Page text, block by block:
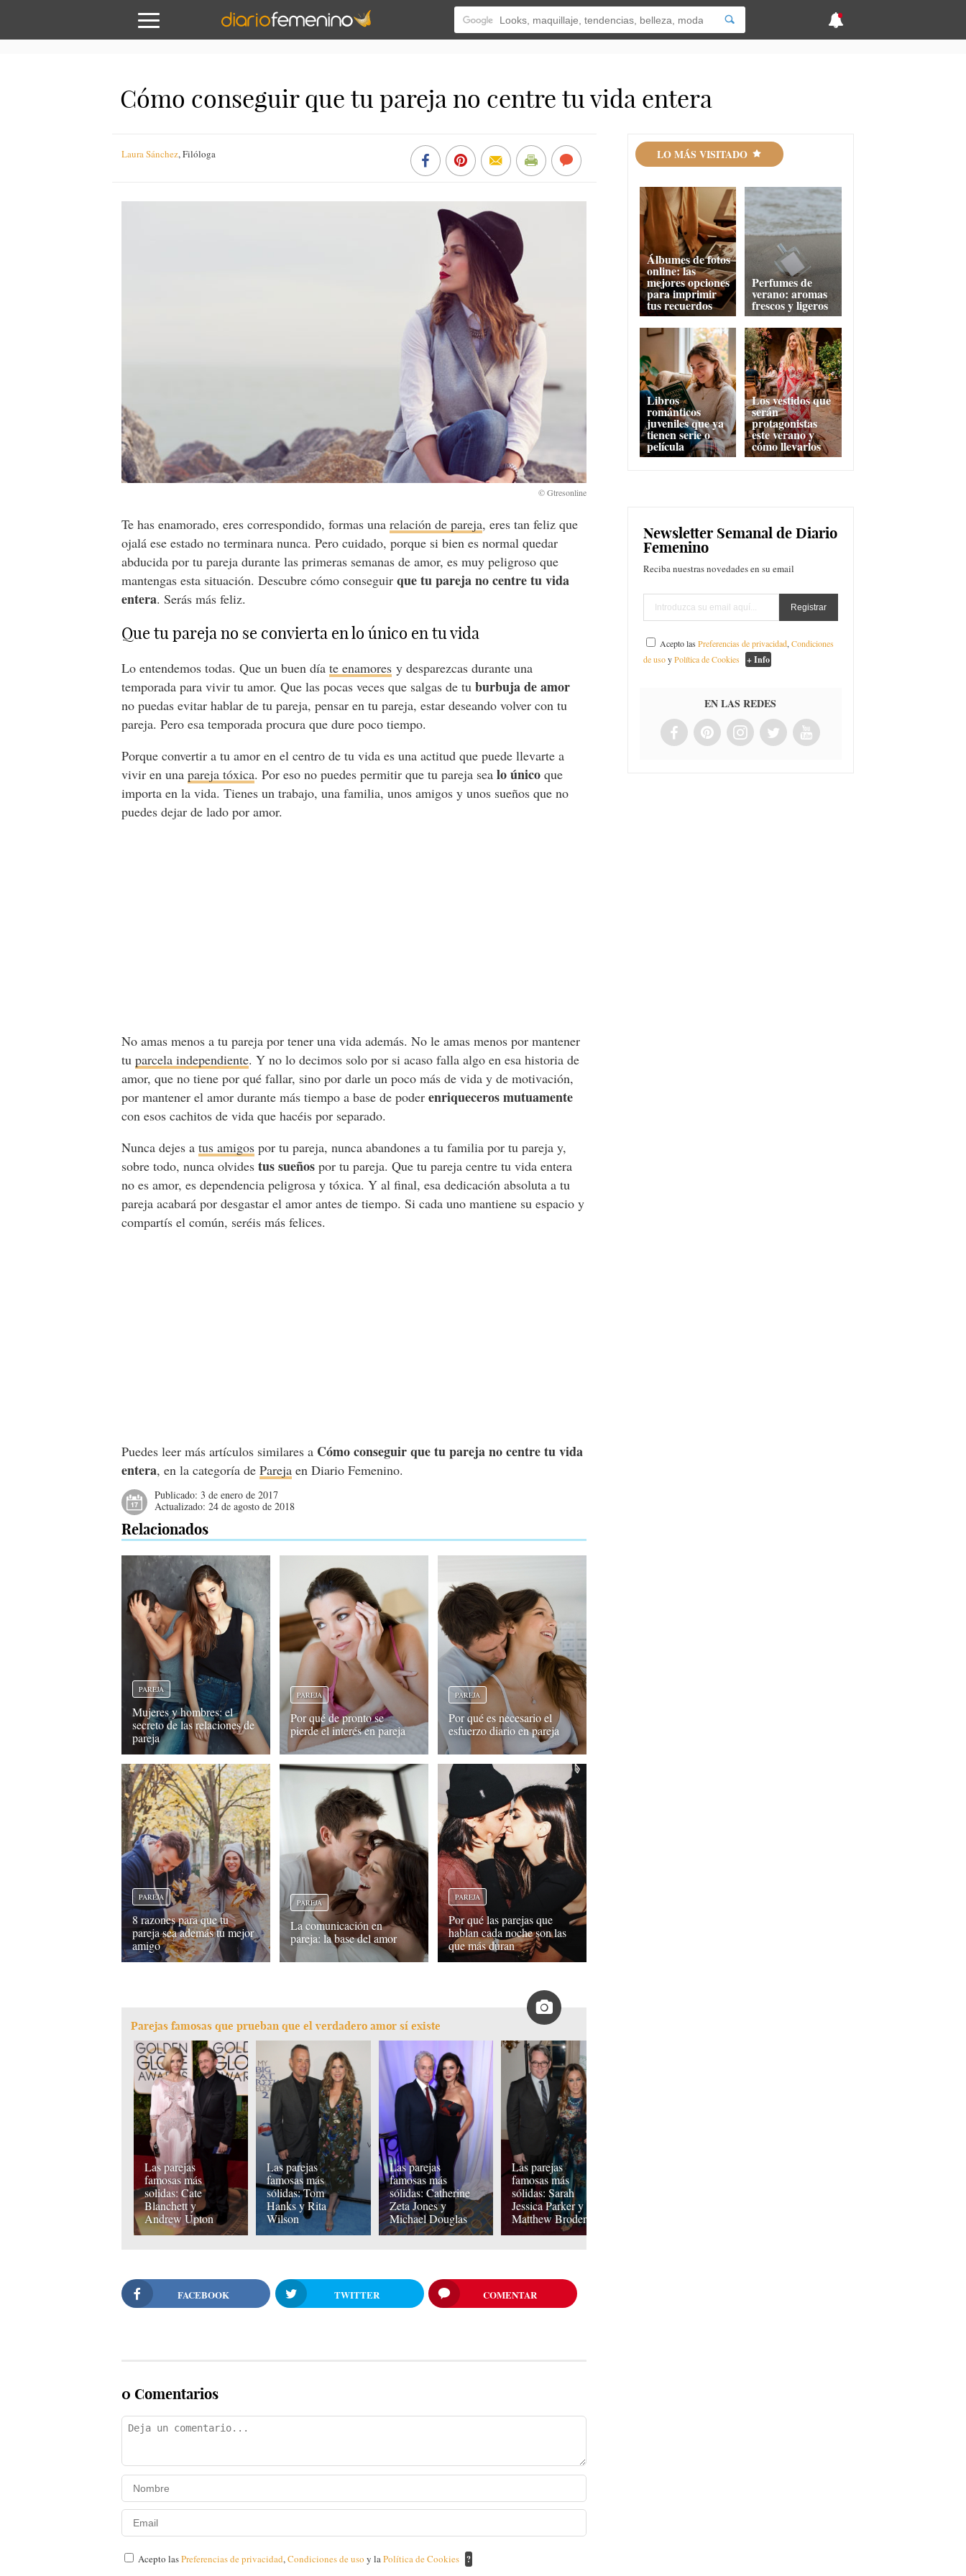
Cómo conseguir que tu pareja no centre tu vida entera
Laura Sánchez,Filóloga
Te has enamorado, eres correspondido, formas unarelación de pareja, eres tan feliz que
ojalá ese estado no terminara nunca. Pero cuidado, porque si bien es normal quedar
abducida por tu pareja durante las primeras semanas de amor, es muy peligroso que
mantengas esta situación. Descubre cómo conseguirque tu pareja no centre tu vida
entera. Serás más feliz.
Que tu pareja no se convierta en lo único en tu vida
Lo entendemos todas. Que un buen díate enamores y desparezcas durante una
temporada para vivir tu amor. Que las pocas veces que salgas de tuburbuja de amor
no puedas evitar hablar de tu pareja, pensar en tu pareja, estar deseando volver con tu
pareja. Pero esa temporada procura que dure poco tiempo.
Porque convertir a tu amor en el centro de tu vida es una actitud que puede llevarte a
vivir en unapareja tóxica. Por eso no puedes permitir que tu pareja sealo único que
importa en la vida. Tienes un trabajo, una familia, unos amigos y unos sueños que no
puedes dejar de lado por amor.
No amas menos a tu pareja por tener una vida además. No le amas menos por mantener
tuparcela independiente. Y no lo decimos solo por si acaso falla algo en esa historia de
amor, que no tiene por qué fallar, sino por darle un poco más de vida y de motivación,
por mantener el amor durante más tiempo a base de poderenriqueceros mutuamente
con esos cachitos de vida que hacéis por separado.
Nunca dejes atus amigos por tu pareja, nunca abandones a tu familia por tu pareja y,
sobre todo, nunca olvidestus sueños por tu pareja. Que tu pareja centre tu vida entera
no es amor, es dependencia peligrosa y tóxica. Y al final, esa dedicación absoluta a tu
pareja acabará por desgastar el amor antes de tiempo. Si cada uno mantiene su espacio y
compartís el común, seréis más felices.
Puedes leer más artículos similares a Cómo conseguir que tu pareja no centre tu vida
entera, en la categoría dePareja en Diario Femenino.
Publicado:3 de enero de 2017
Actualizado:24 de agosto de 2018
Relacionados
PAREJA
Mujeres y hombres: el
secreto de las relaciones de
pareja
PAREJA
Por qué de pronto se
pierde el interés en pareja
PAREJA
Por qué es necesario el
esfuerzo diario en pareja
PAREJA
8 razones para que tu
pareja sea además tu mejor
amigo
PAREJA
La comunicación en
pareja: la base del amor
PAREJA
Por qué las parejas que
hablan cada noche son las
que más duran
Parejas famosas que prueban que el verdadero amor sí existe
Las parejas
famosas más
solidas: Cate
Blanchett y
Andrew Upton
Las parejas
famosas más
sólidas: Tom
Hanks y Rita
Wilson
Las parejas
famosas más
sólidas: Catherine
Zeta Jones y
Michael Douglas
Las parejas
famosas más
sólidas: Sarah
Jessica Parker y
Matthew Broderick
FACEBOOK TWITTER COMENTAR
0 Comentarios
Acepto lasPreferencias de privacidad,Condiciones de usoy laPolítica de Cookies ?
LO MÁS VISITADO
Álbumes de fotos
online: las
mejores opciones
para imprimir
tus recuerdos
Perfumes de
verano: aromas
frescos y ligeros
Libros
románticos
juveniles que ya
tienen serie o
película
Los vestidos que
serán
protagonistas
este verano y
cómo llevarlos
Newsletter Semanal de Diario
Femenino
Reciba nuestras novedades en su email
Acepto lasPreferencias de privacidad,Condiciones
de usoyPolítica de Cookies + Info
EN LAS REDES